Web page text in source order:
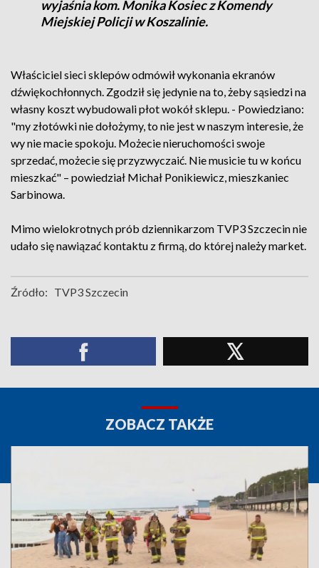
wyjaśnia kom. Monika Kosiec z Komendy
Miejskiej Policji w Koszalinie.
Właściciel sieci sklepów odmówił wykonania ekranów
dźwiękochłonnych. Zgodził się jedynie na to, żeby sąsiedzi na
własny koszt wybudowali płot wokół sklepu. - Powiedziano:
"my złotówki nie dołożymy, to nie jest w naszym interesie, że
wy nie macie spokoju. Możecie nieruchomości swoje
sprzedać, możecie się przyzwyczaić. Nie musicie tu w końcu
mieszkać" – powiedział Michał Ponikiewicz, mieszkaniec
Sarbinowa.
Mimo wielokrotnych prób dziennikarzom TVP3 Szczecin nie
udało się nawiązać kontaktu z firmą, do której należy market.
Źródło: TVP3 Szczecin
ZOBACZ TAKŻE